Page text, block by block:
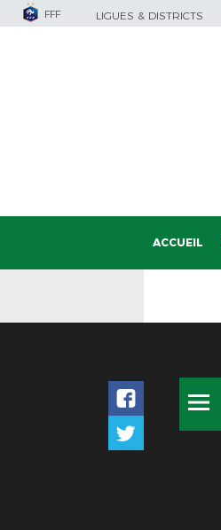
FFF LIGUES & DISTRICTS
ACCUEIL